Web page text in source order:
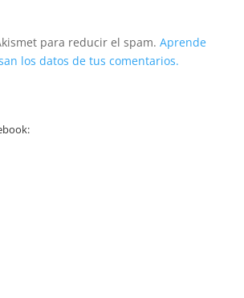
para reducir el spam. Aprende
los datos de tus comentarios.